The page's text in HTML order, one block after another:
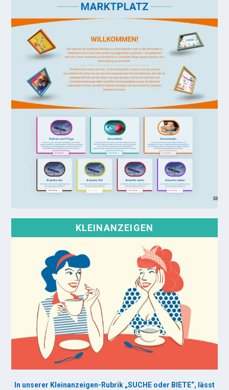
KLEINANZEIGEN
In unserer Kleinanzeigen-Rubrik „SUCHE oder BIETE“, lässt